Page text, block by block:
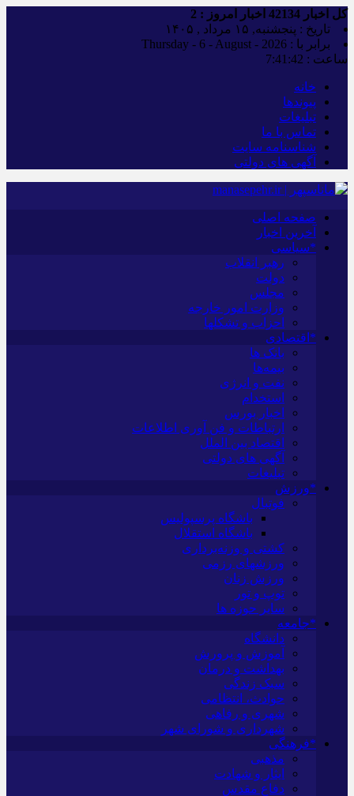
کل اخبار اخبار امروز : 2
تاریخ : پنجشنبه, ۱۵ مرداد , ۱۴۰۵
برابر با : Thursday - 6 - August - 2026
ساعت : 7:41:43
خانه
پیوندها
تبلیغات
تماس با ما
شناسنامه سایت
آگهی های دولتی
صفحه اصلی
آخرین اخبار
*سیاسی
رهبر انقلاب
دولت
مجلس
وزارت امور خارجه
احزاب و تشکلها
*اقتصادی
بانک ها
بیمه‌ها
نفت و انرژی
استخدام
اخبار بورس
ارتباطات و فن آوری اطلاعات
اقتصاد بین الملل
آگهی های دولتی
تبلیغات
*ورزش
فوتبال
باشگاه پرسپولیس
باشگاه استقلال
کشتی و وزنه‌برداری
ورزشهای رزمی
ورزش زنان
توپ و تور
سایر حوزه ها
*جامعه
دانشگاه
آموزش و پرورش
بهداشت و درمان
سبک زندگی
حوادث، انتظامی
شهری و رفاهی
شهرداری و شورای شهر
*فرهنگی
مذهبی
ایثار و شهادت
دفاع مقدس